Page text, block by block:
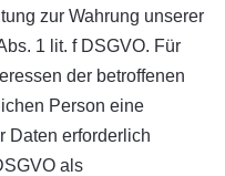
zur Wahrung unserer
1 lit. f DSGVO. Für
der betroffenen
Person eine
Daten erforderlich
als